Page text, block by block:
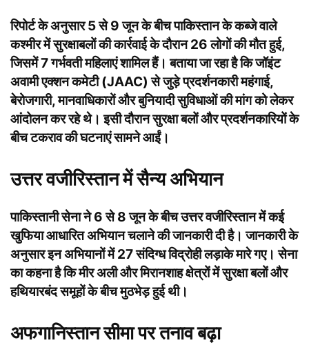
रिपोर्ट के अनुसार 5 से 9 जून के बीच पाकिस्तान के कब्जे वाले
कश्मीर में सुरक्षाबलों की कार्रवाई के दौरान 26 लोगों की मौत हुई,
जिसमें 7 गर्भवती महिलाएं शामिल हैं। बताया जा रहा है कि जॉइंट
अवामी एक्शन कमेटी (JAAC) से जुड़े प्रदर्शनकारी महंगाई,
बेरोजगारी, मानवाधिकारों और बुनियादी सुविधाओं की मांग को लेकर
आंदोलन कर रहे थे। इसी दौरान सुरक्षा बलों और प्रदर्शनकारियों के
बीच टकराव की घटनाएं सामने आईं।
उत्तर वजीरिस्तान में सैन्य अभियान
पाकिस्तानी सेना ने 6 से 8 जून के बीच उत्तर वजीरिस्तान में कई
खुफिया आधारित अभियान चलाने की जानकारी दी है। जानकारी के
अनुसार इन अभियानों में 27 संदिग्ध विद्रोही लड़ाके मारे गए। सेना
का कहना है कि मीर अली और मिरानशाह क्षेत्रों में सुरक्षा बलों और
हथियारबंद समूहों के बीच मुठभेड़ हुई थी।
अफगानिस्तान सीमा पर तनाव बढ़ा